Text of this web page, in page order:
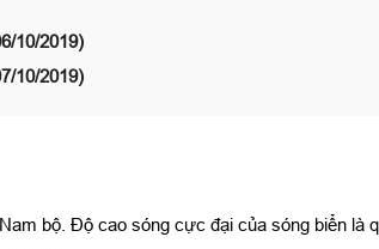
10/2019)
10/2019)
bộ. Độ cao sóng cực đại của sóng biển là